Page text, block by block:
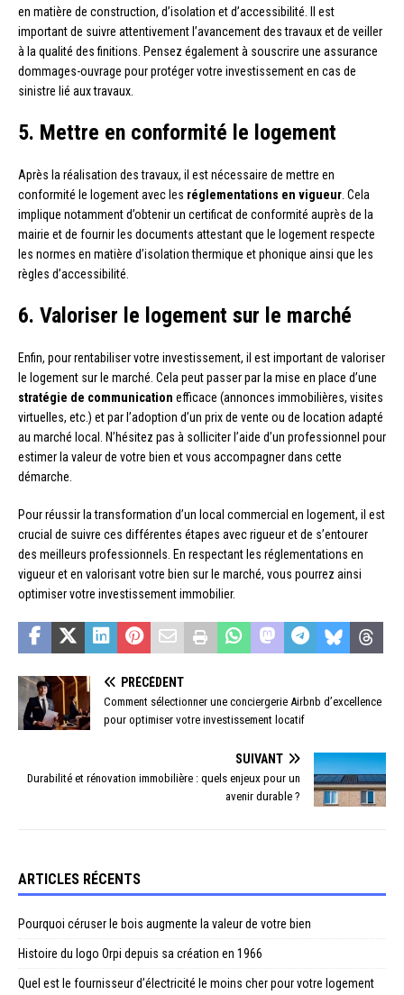
en matière de construction, d’isolation et d’accessibilité. Il est
important de suivre attentivement l’avancement des travaux et de veiller
à la qualité des finitions. Pensez également à souscrire une assurance
dommages-ouvrage pour protéger votre investissement en cas de
sinistre lié aux travaux.
5. Mettre en conformité le logement
Après la réalisation des travaux, il est nécessaire de mettre en
conformité le logement avec les réglementations en vigueur . Cela
implique notamment d’obtenir un certificat de conformité auprès de la
mairie et de fournir les documents attestant que le logement respecte
les normes en matière d’isolation thermique et phonique ainsi que les
règles d’accessibilité.
6. Valoriser le logement sur le marché
Enfin, pour rentabiliser votre investissement, il est important de valoriser
le logement sur le marché. Cela peut passer par la mise en place d’une
stratégie de communication efficace (annonces immobilières, visites
virtuelles, etc.) et par l’adoption d’un prix de vente ou de location adapté
au marché local. N’hésitez pas à solliciter l’aide d’un professionnel pour
estimer la valeur de votre bien et vous accompagner dans cette
démarche.
Pour réussir la transformation d’un local commercial en logement, il est
crucial de suivre ces différentes étapes avec rigueur et de s’entourer
des meilleurs professionnels. En respectant les réglementations en
vigueur et en valorisant votre bien sur le marché, vous pourrez ainsi
optimiser votre investissement immobilier.
PRÉCÉDENT
Comment sélectionner une conciergerie Airbnb d’excellence
pour optimiser votre investissement locatif
SUIVANT
Durabilité et rénovation immobilière : quels enjeux pour un
avenir durable ?
ARTICLES RÉCENTS
Pourquoi céruser le bois augmente la valeur de votre bien
Histoire du logo Orpi depuis sa création en 1966
Quel est le fournisseur d’électricité le moins cher pour votre logement